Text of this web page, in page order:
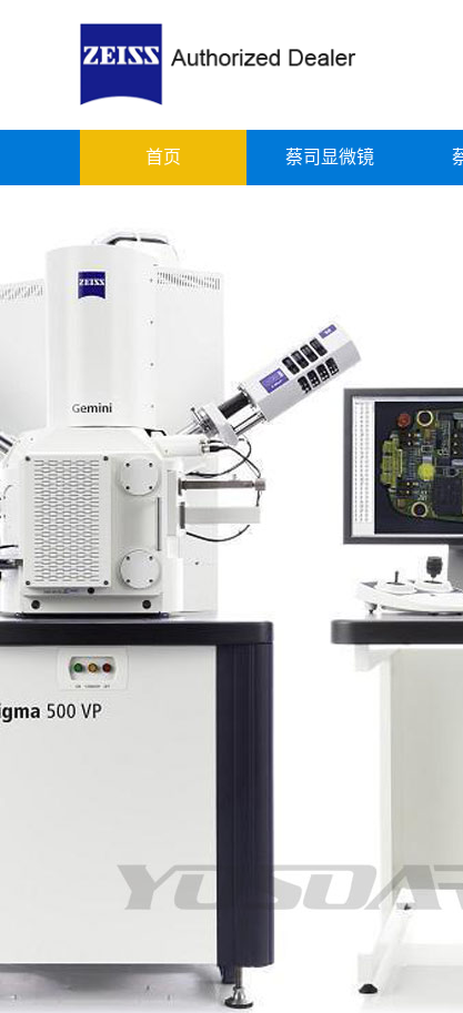
首页 蔡司显微镜